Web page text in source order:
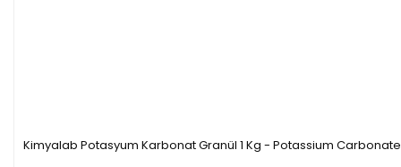
Kimyalab Potasyum Karbonat Granül 1 Kg - Potassium